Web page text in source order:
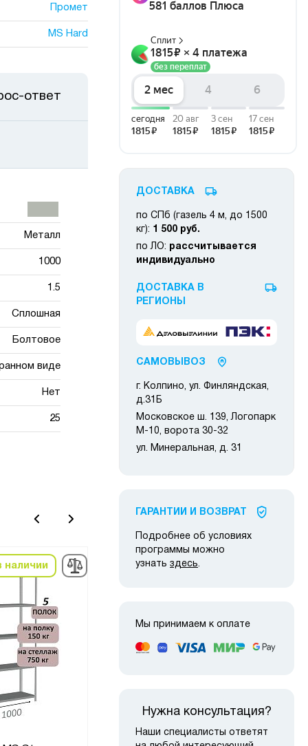
Промет
MS Hard
Металл
1000
1.5
Сплошная
Болтовое
виде
Нет
25
ответ
наличии в наличии
Стеллаж S90
ДОСТАВКА
по СПб (газель 4 м, до 1500
кг): 1 500 руб.
по ЛО: рассчитывается
индивидуально
ДОСТАВКА В
РЕГИОНЫ
САМОВЫВОЗ
г. Колпино, ул. Финляндская,
д.31Б
Московское ш. 139, Логопарк
М-10, ворота 30-32
ул. Минеральная, д. 31
ГАРАНТИИ И ВОЗВРАТ
Подробнее об условиях
программы можно
узнать здесь.
Мы принимаем к оплате
Нужна консультация?
Наши специалисты ответят